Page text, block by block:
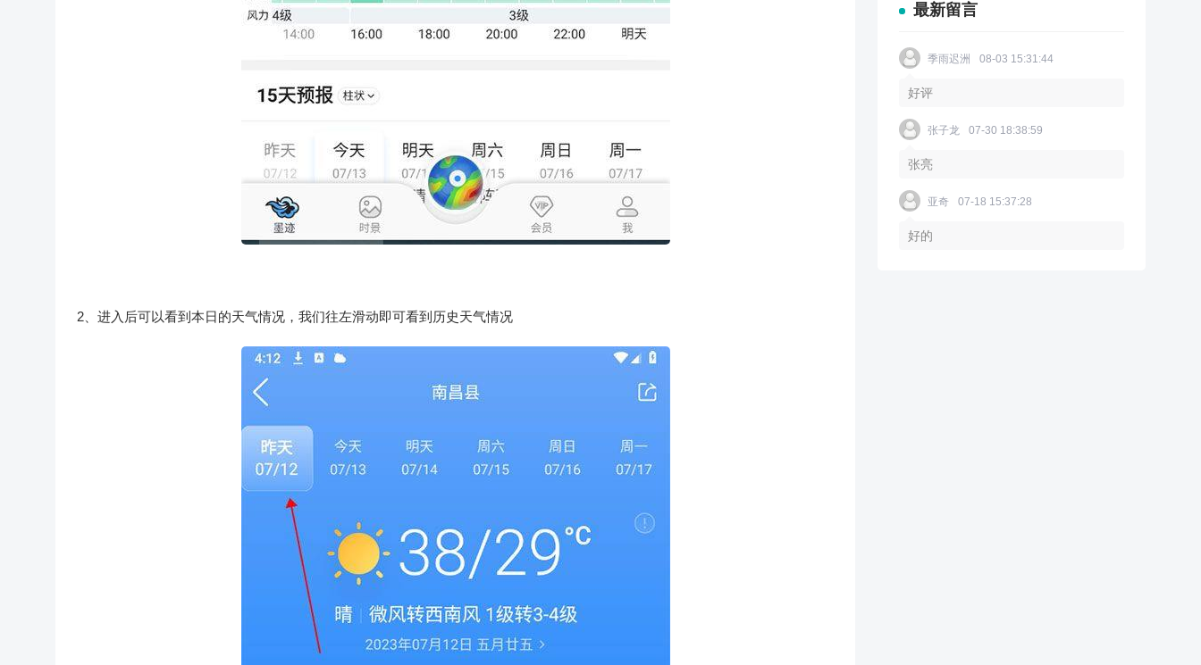
2、进入后可以看到本日的天气情况，我们往左滑动即可看到历史天气情况
最新留言
季雨迟洲 08-03 15:31:44
好评
张子龙 07-30 18:38:59
张亮
亚奇 07-18 15:37:28
好的